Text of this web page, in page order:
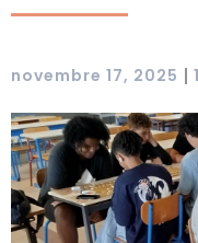
novembre 17, 2025 |